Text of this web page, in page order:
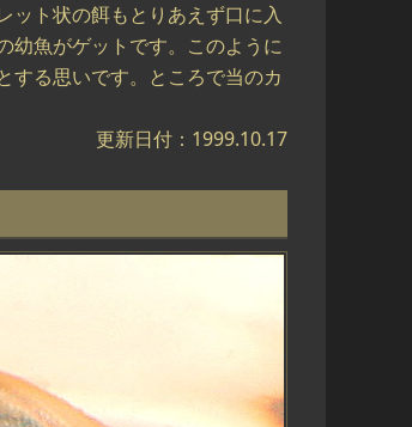
ット状の餌もとりあえず口に入
幼魚がゲットです。このように
する思いです。ところで当のカ
更新日付：1999.10.17